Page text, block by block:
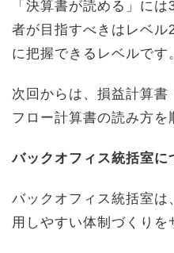
「決算書が読める」に
者が目指すべきはレベ
に把握できるレベルです
次回からは、損益計算書
フロー計算書の読み方を
バックオフィス統括室に
バックオフィス統括室
用しやすい体制づくりを